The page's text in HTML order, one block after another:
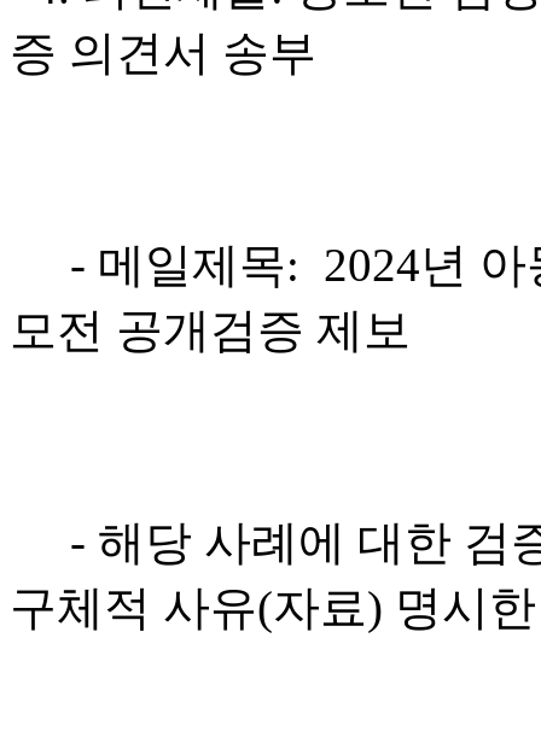
증 의견서 송부
- 메일제목: 2024년 아
모전 공개검증 제보
- 해당 사례에 대한 검
구체적 사유(자료) 명시